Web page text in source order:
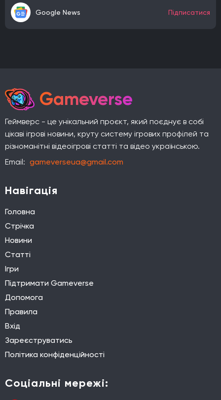
Google News Підписатися
Gameverse
Геймверс - це унікальний проєкт, який поєднує в собі
цікаві ігрові новини, круту систему ігрових профілей та
різноманітні відеоігрові статті та відео українською.
Email: gameverseua@gmail.com
Навігація
Головна
Стрічка
Новини
Статті
Ігри
Підтримати Gameverse
Допомога
Правила
Вхід
Зареєструватись
Політика конфіденційності
Соціальні мережі: